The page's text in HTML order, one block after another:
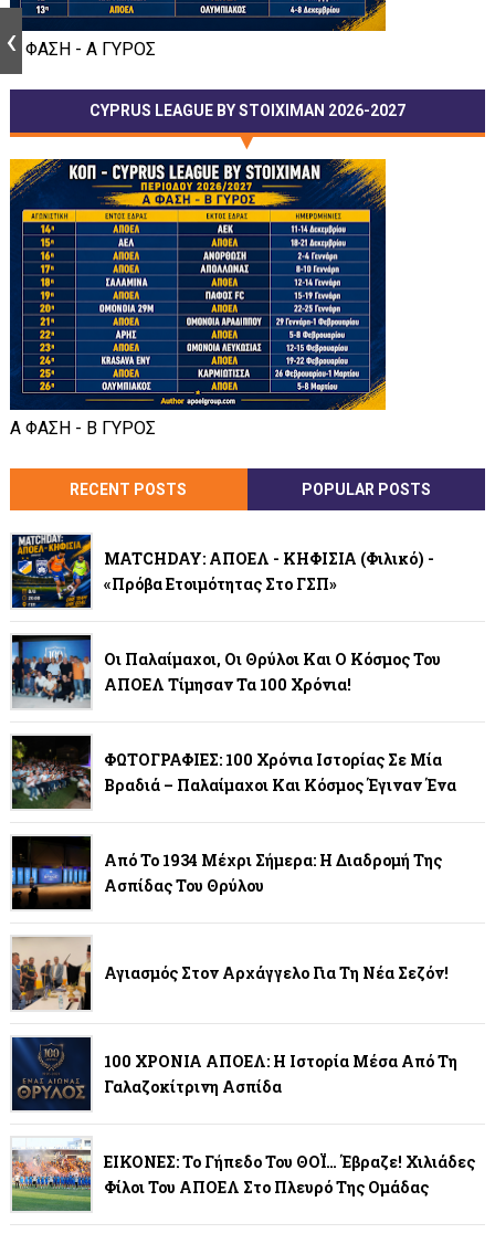
Α ΦΑΣΗ - Α ΓΥΡΟΣ
CYPRUS LEAGUE BY STOIXIMAN 2026-2027
Α ΦΑΣΗ - Β ΓΥΡΟΣ
RECENT POSTS POPULAR POSTS
MATCHDAY: ΑΠΟΕΛ - ΚΗΦΙΣΙΑ (φιλικό) -
«Πρόβα Ετοιμότητας Στο ΓΣΠ»
Οι Παλαίμαχοι, Οι Θρύλοι Και Ο Κόσμος Του
ΑΠΟΕΛ Τίμησαν Τα 100 Χρόνια!
ΦΩΤΟΓΡΑΦΙΕΣ: 100 Χρόνια Ιστορίας Σε Μία
Βραδιά – Παλαίμαχοι Και Κόσμος Έγιναν Ένα
Από Το 1934 Μέχρι Σήμερα: Η Διαδρομή Της
Ασπίδας Του Θρύλου
Αγιασμός Στον Αρχάγγελο Για Τη Νέα Σεζόν!
100 ΧΡΟΝΙΑ ΑΠΟΕΛ: Η Ιστορία Μέσα Από Τη
Γαλαζοκίτρινη Ασπίδα
ΕΙΚΟΝΕΣ: Το Γήπεδο Του ΘΟΪ… Έβραζε! Χιλιάδες
Φίλοι Του ΑΠΟΕΛ Στο Πλευρό Της Ομάδας